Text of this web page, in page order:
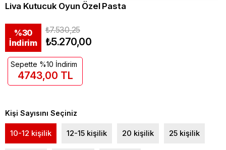
Liva Kutucuk Oyun Özel Pasta
%30
İndirim
₺7.530,25
₺5.270,00
Kişi Sayısını Seçiniz
10-12 kişilik 12-15 kişilik 20 kişilik 25 kişilik
Sepette %10 İndirim
4743,00 TL